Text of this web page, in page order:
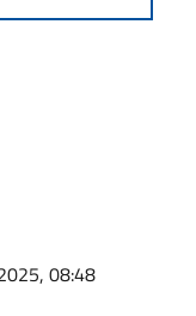
08:48